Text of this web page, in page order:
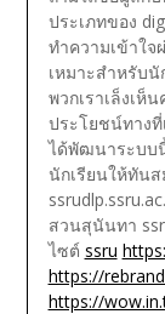
ประเภทของ
ทำความเข้าใ
เหมาะสำหรับนั
พวกเราเล็งเ
ประโยชน์ทาง
ได้พัฒนาระบบ
นักเรียนให้ทัน
สวนสุนันทา
ไซต์ ssru
https://
https://